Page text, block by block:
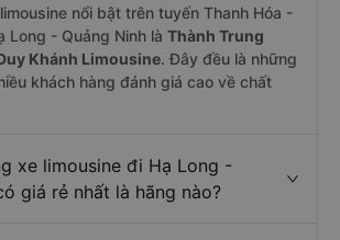
nổi bật trên tuyến Thanh Hóa -
Long - Quảng Ninh là Thành Trung
Khánh Limousine. Đây đều là những
khách hàng đánh giá cao về chất
xe limousine đi Hạ Long -
giá rẻ nhất là hãng nào?